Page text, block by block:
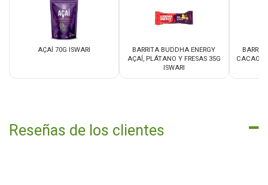
AÇAÍ 70G ISWARI
BARRITA BUDDHA ENERGY
AÇAÍ, PLÁTANO Y FRESAS 35G
ISWARI
CACAO
Reseñas de los clientes